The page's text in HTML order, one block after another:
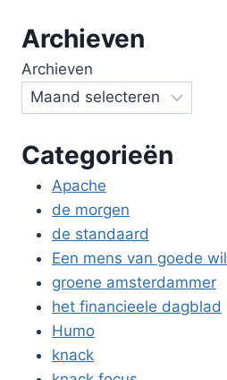
Archieven
Archieven
Categorieën
Apache
de morgen
de standaard
Een mens van goede wil
groene amsterdammer
het financieele dagblad
Humo
knack